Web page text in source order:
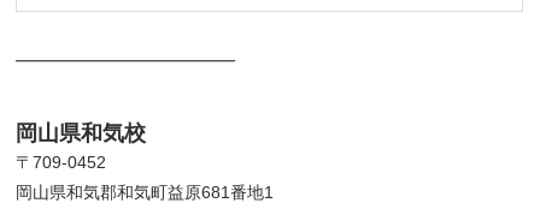
━━━━━━━━━━━━━
岡山県和気校
〒709-0452
岡山県和気郡和気町益原681番地1